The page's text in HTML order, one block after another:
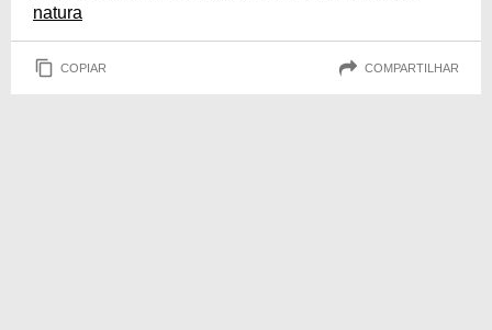
natura
COPIAR COMPARTILHAR